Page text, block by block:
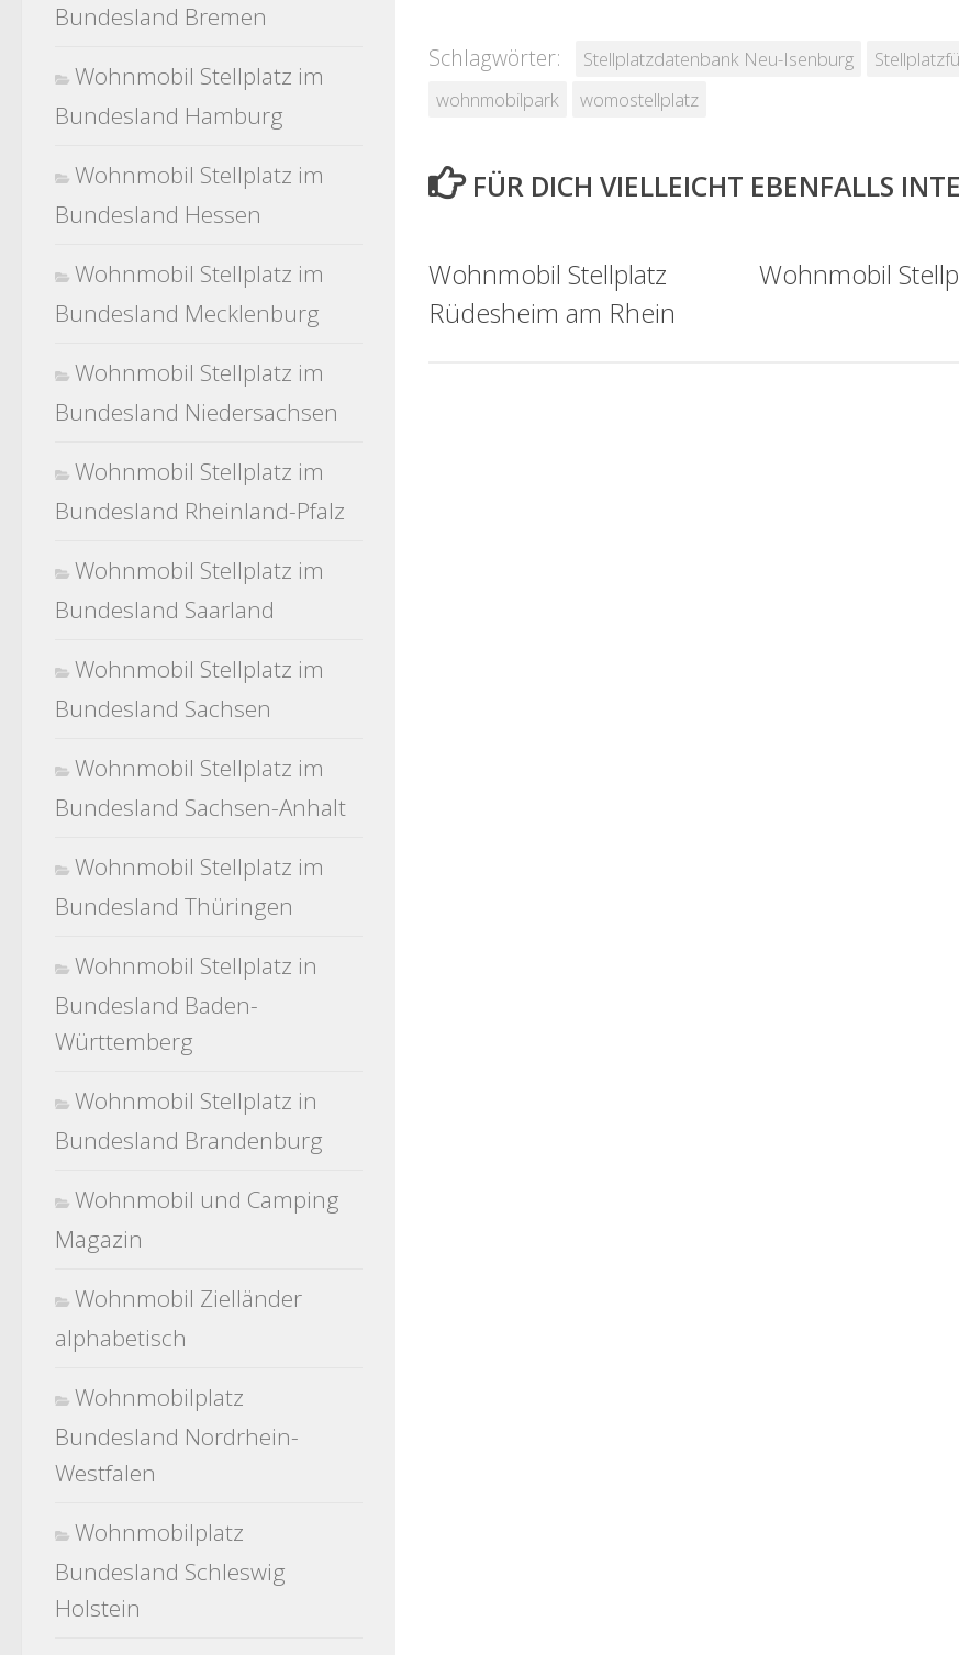
Schlagwörter: Stellplatzdatenbank Neu-Isenburg
wohnmobilpark
womostellplatz
FÜR DICH VIELLEICHT EBENFALLS
Wohnmobil Stellplatz
Rüdesheim am Rhein
Wohnmobil
Bundesland Bremen
Wohnmobil Stellplatz im
Bundesland Hamburg
Wohnmobil Stellplatz im
Bundesland Hessen
Wohnmobil Stellplatz im
Bundesland Mecklenburg
Wohnmobil Stellplatz im
Bundesland Niedersachsen
Wohnmobil Stellplatz im
Bundesland Rheinland-Pfalz
Wohnmobil Stellplatz im
Bundesland Saarland
Wohnmobil Stellplatz im
Bundesland Sachsen
Wohnmobil Stellplatz im
Bundesland Sachsen-Anhalt
Wohnmobil Stellplatz im
Bundesland Thüringen
Wohnmobil Stellplatz in
Bundesland Baden-
Württemberg
Wohnmobil Stellplatz in
Bundesland Brandenburg
Wohnmobil und Camping
Magazin
Wohnmobil Zielländer
alphabetisch
Wohnmobilplatz
Bundesland Nordrhein-
Westfalen
Wohnmobilplatz
Bundesland Schleswig
Holstein